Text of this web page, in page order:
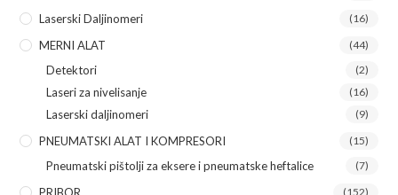
Laserski Daljinomeri (16)
MERNI ALAT (44)
Detektori (2)
Laseri za nivelisanje (16)
Laserski daljinomeri (9)
PNEUMATSKI ALAT I KOMPRESORI (15)
Pneumatski pištolji za eksere i pneumatske heftalice (7)
PRIBOR (152)